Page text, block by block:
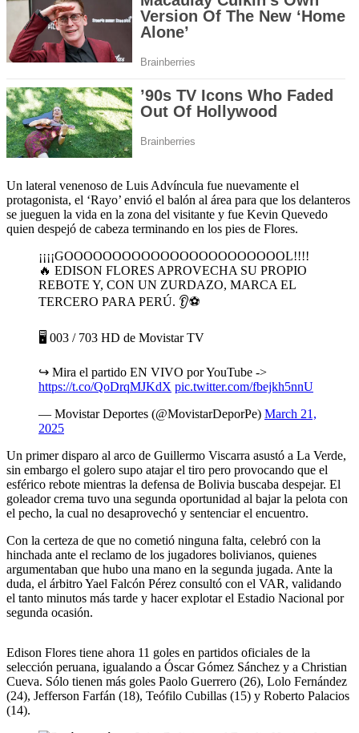
Un lateral venenoso de Luis Advíncula fue nuevamente el
protagonista, el ‘Rayo’ envió el balón al área para que los delanteros
se jueguen la vida en la zona del visitante y fue Kevin Quevedo
quien despejó de cabeza terminando en los pies de Flores.
¡¡¡¡GOOOOOOOOOOOOOOOOOOOOOOOL!!!!
🔥 EDISON FLORES APROVECHA SU PROPIO
REBOTE Y, CON UN ZURDAZO, MARCA EL
TERCERO PARA PERÚ. 👂⚽
🖥 003 / 703 HD de Movistar TV
↪ Mira el partido EN VIVO por YouTube ->
https://t.co/QoDrqMJKdX pic.twitter.com/fbejkh5nnU
— Movistar Deportes (@MovistarDeporPe) March 21,
2025
Un primer disparo al arco de Guillermo Viscarra asustó a La Verde,
sin embargo el golero supo atajar el tiro pero provocando que el
esférico rebote mientras la defensa de Bolivia buscaba despejar. El
goleador crema tuvo una segunda oportunidad al bajar la pelota con
el pecho, la cual no desaprovechó y sentenciar el encuentro.
Con la certeza de que no cometió ninguna falta, celebró con la
hinchada ante el reclamo de los jugadores bolivianos, quienes
argumentaban que hubo una mano en la segunda jugada. Ante la
duda, el árbitro Yael Falcón Pérez consultó con el VAR, validando
el tanto minutos más tarde y hacer explotar el Estadio Nacional por
segunda ocasión.
Edison Flores tiene ahora 11 goles en partidos oficiales de la
selección peruana, igualando a Óscar Gómez Sánchez y a Christian
Cueva. Sólo tienen más goles Paolo Guerrero (26), Lolo Fernández
(24), Jefferson Farfán (18), Teófilo Cubillas (15) y Roberto Palacios
(14).